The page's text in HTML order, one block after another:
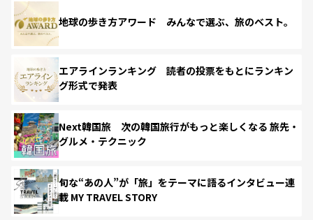
地球の歩き方アワード みんなで選ぶ、旅のベスト。
エアラインランキング 読者の投票をもとにランキン
グ形式で発表
Next韓国旅 次の韓国旅行がもっと楽しくなる 旅先・
グルメ・テクニック
旬な“あの人”が「旅」をテーマに語るインタビュー連
載 MY TRAVEL STORY